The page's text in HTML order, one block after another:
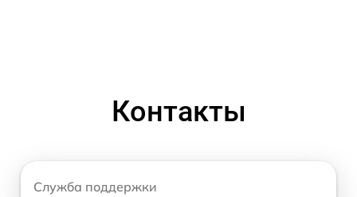
Контакты
Служба поддержки